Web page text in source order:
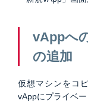
vAppへ
の追加
仮想マシンをコ
vAppにプライベー